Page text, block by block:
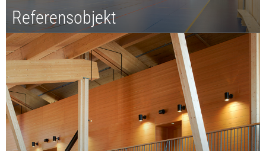
Referensobjekt
Limträ sätter inga gränser för träbyggnadsteknikens
möjligheter.